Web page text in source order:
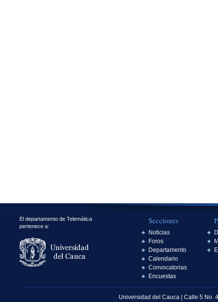
El departamento de Telemática
pertenece a:
Secciones
Noticias
Foros
Departamento
Calendario
Convocatorias
Encuestas
Universidad del Cauca | Calle 5 No.